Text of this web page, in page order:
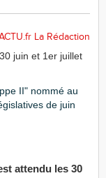
La Rédaction
II" nommé au
de juin
attendu les 30